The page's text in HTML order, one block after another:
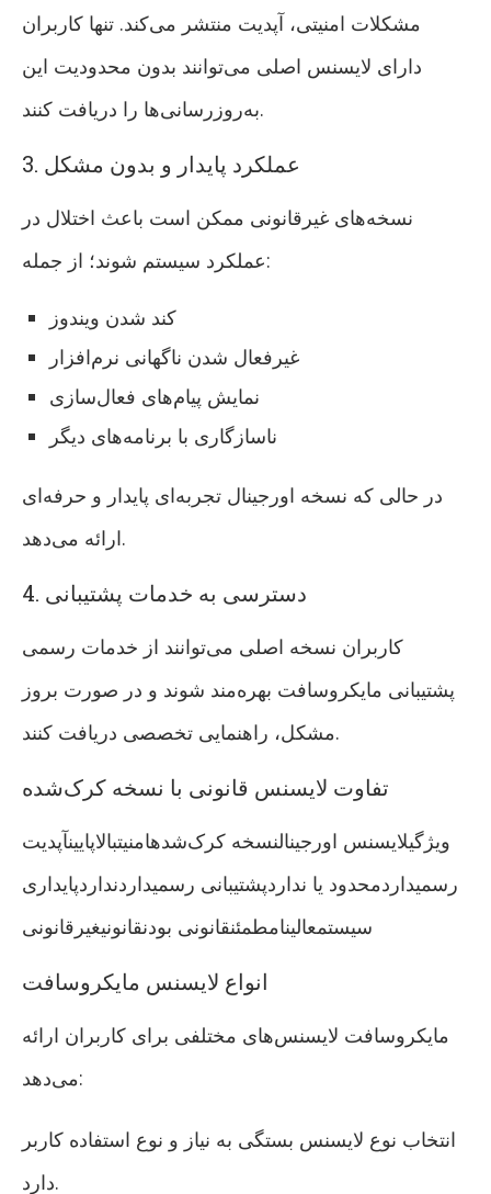
مشکلات امنیتی، آپدیت منتشر می‌کند. تنها کاربران
دارای لایسنس اصلی می‌توانند بدون محدودیت این
به‌روزرسانی‌ها را دریافت کنند.
3. عملکرد پایدار و بدون مشکل
نسخه‌های غیرقانونی ممکن است باعث اختلال در
عملکرد سیستم شوند؛ از جمله:
کند شدن ویندوز
غیرفعال شدن ناگهانی نرم‌افزار
نمایش پیام‌های فعال‌سازی
ناسازگاری با برنامه‌های دیگر
در حالی که نسخه اورجینال تجربه‌ای پایدار و حرفه‌ای
ارائه می‌دهد.
4. دسترسی به خدمات پشتیبانی
کاربران نسخه اصلی می‌توانند از خدمات رسمی
پشتیبانی مایکروسافت بهره‌مند شوند و در صورت بروز
مشکل، راهنمایی تخصصی دریافت کنند.
تفاوت لایسنس قانونی با نسخه کرک‌شده
ویژگیلایسنس اورجینالنسخه کرک‌شدهامنیتبالاپایینآپدیت
رسمیداردمحدود یا نداردپشتیبانی رسمیداردنداردپایداری
سیستمعالینامطمئنقانونی بودنقانونیغیرقانونی
انواع لایسنس مایکروسافت
مایکروسافت لایسنس‌های مختلفی برای کاربران ارائه
می‌دهد:
انتخاب نوع لایسنس بستگی به نیاز و نوع استفاده کاربر
دارد.